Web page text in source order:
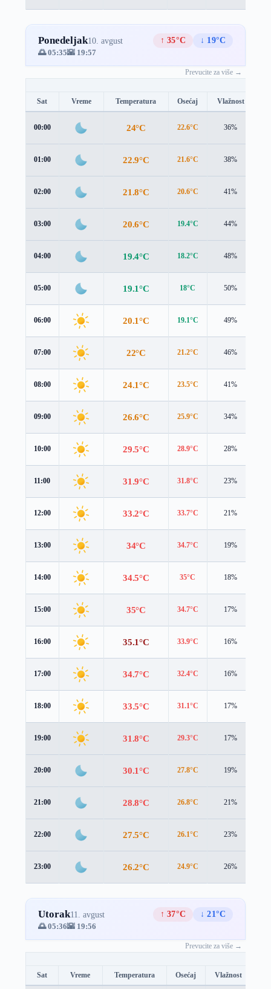
Ponedeljak10. avgust ↑ 35°C
↓ 19°C
🌅 05:35🌇 19:57
Prevucite za više →
Sat Vreme Temperatura Osećaj Vlažnost
00:00 24°C 22.6°C 36%
01:00 22.9°C 21.6°C 38%
02:00 21.8°C 20.6°C 41%
03:00 20.6°C 19.4°C 44%
04:00 19.4°C 18.2°C 48%
05:00 19.1°C 18°C 50%
06:00 20.1°C 19.1°C 49%
07:00 22°C 21.2°C 46%
08:00 24.1°C 23.5°C 41%
09:00 26.6°C 25.9°C 34%
10:00 29.5°C 28.9°C 28%
11:00 31.9°C 31.8°C 23%
12:00 33.2°C 33.7°C 21%
13:00 34°C 34.7°C 19%
14:00 34.5°C 35°C 18%
15:00 35°C 34.7°C 17%
16:00 35.1°C 33.9°C 16%
17:00 34.7°C 32.4°C 16%
18:00 33.5°C 31.1°C 17%
19:00 31.8°C 29.3°C 17%
20:00 30.1°C 27.8°C 19%
21:00 28.8°C 26.8°C 21%
22:00 27.5°C 26.1°C 23%
23:00 26.2°C 24.9°C 26%
Utorak11. avgust ↑ 37°C
↓ 21°C
🌅 05:36🌇 19:56
Prevucite za više →
Sat Vreme Temperatura Osećaj Vlažnost